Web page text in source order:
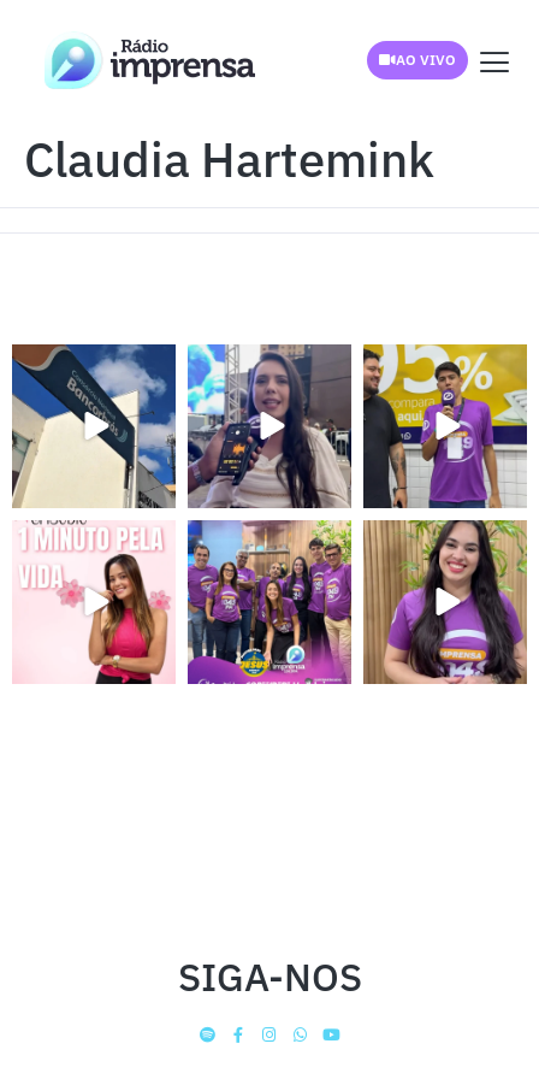
AO VIVO
Claudia Hartemink
SIGA-NOS